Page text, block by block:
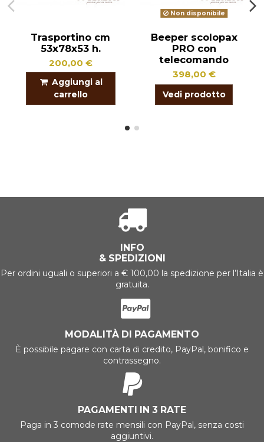
Trasportino cm
53x78x53 h.
200,00 €
Aggiungi al
carrello
Non disponibile
Beeper scolopax
PRO con
telecomando
398,00 €
Vedi prodotto
INFO
& SPEDIZIONI
Per ordini uguali o superiori a € 100,00 la spedizione per l’Italia è
gratuita.
MODALITÀ DI PAGAMENTO
È possibile pagare con carta di credito, PayPal, bonifico e
contrassegno.
PAGAMENTI IN 3 RATE
Paga in 3 comode rate mensili con PayPal, senza costi
aggiuntivi.